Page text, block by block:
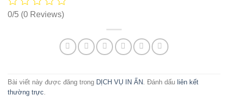
0/5 (0 Reviews)
Bài viết này được đăng trong DỊCH VỤ IN ẤN. Đánh dấu liên kết
thường trực.